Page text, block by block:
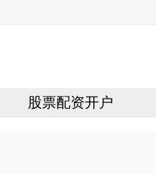
股票配资开户